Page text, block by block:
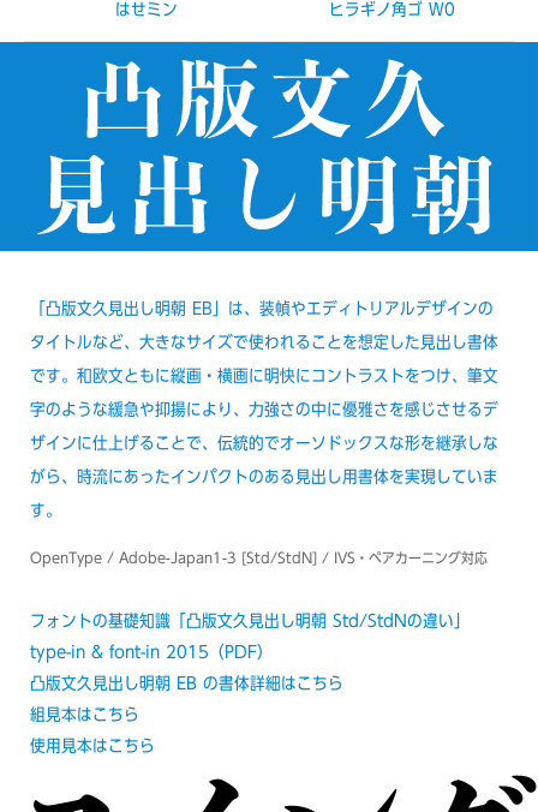
はせミン ヒラギノ角ゴ W0
「凸版文久見出し明朝 EB」は、装幀やエディトリアルデザインの
タイトルなど、大きなサイズで使われることを想定した見出し書体
です。和欧文ともに縦画・横画に明快にコントラストをつけ、筆文
字のような緩急や抑揚により、力強さの中に優雅さを感じさせるデ
ザインに仕上げることで、伝統的でオーソドックスな形を継承しな
がら、時流にあったインパクトのある見出し用書体を実現していま
す。
OpenType / Adobe-Japan1-3 [Std/StdN] / IVS・ペアカーニング対応
フォントの基礎知識「凸版文久見出し明朝 Std/StdNの違い」
type-in & font-in 2015（PDF）
凸版文久見出し明朝 EB の書体詳細はこちら
組見本はこちら
使用見本はこちら